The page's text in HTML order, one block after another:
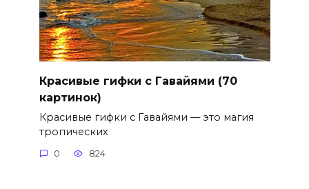
Красивые гифки с Гавайями (70
картинок)
Красивые гифки с Гавайями — это магия
тропических
0 824